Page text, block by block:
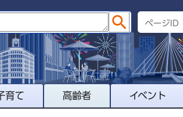
育て 高齢者 イベント